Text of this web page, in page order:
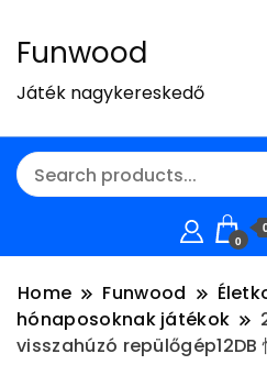
Funwood
Játék nagykereskedő
0
Home Funwood
hónaposoknak játékok
visszahúzó repülőgép12DB